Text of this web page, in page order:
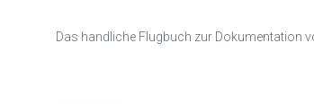
Das handliche Flugbuch zur Dokumentation